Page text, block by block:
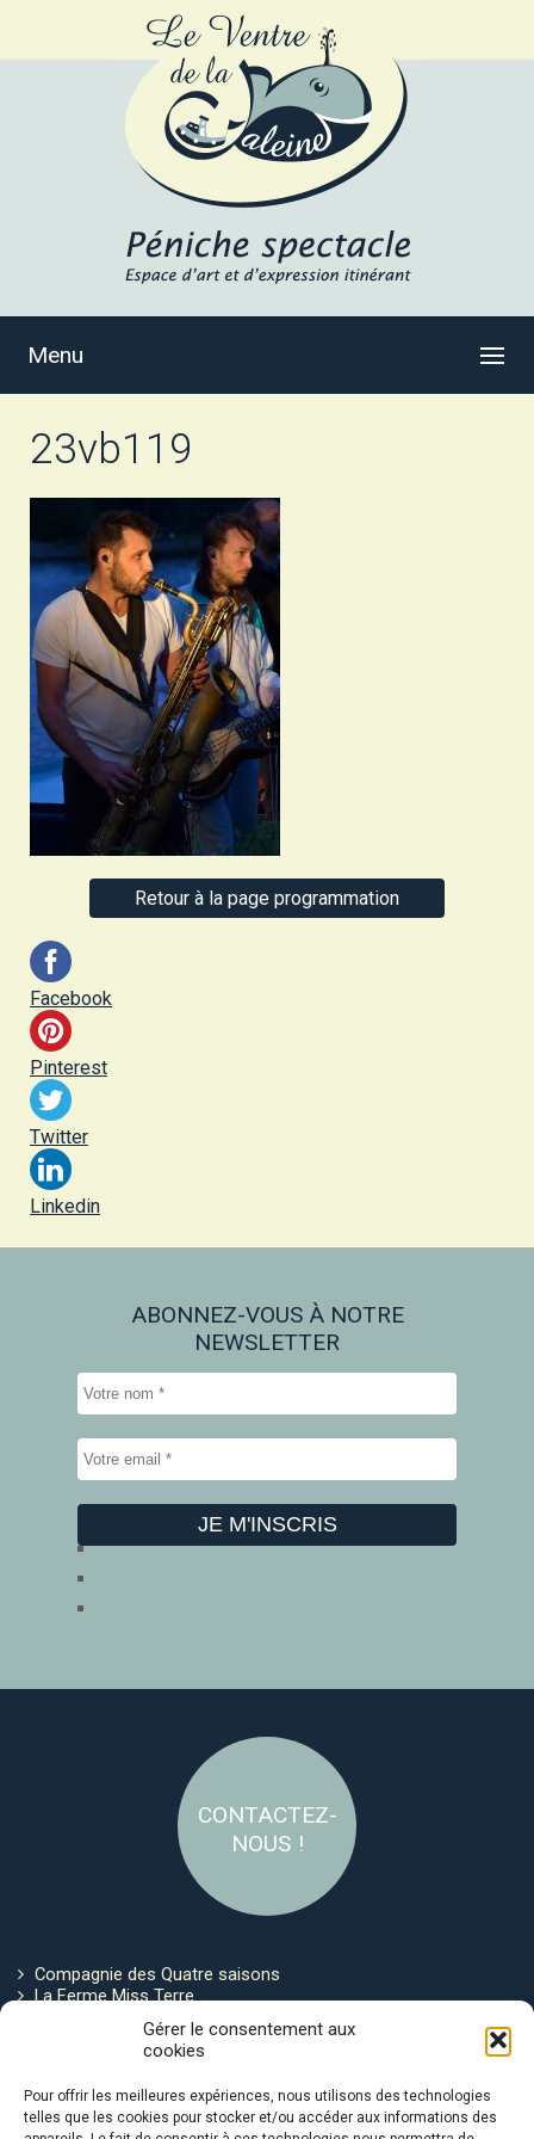
Gérer le consentement aux
cookies
Pour offrir les meilleures expériences, nous utilisons des technologies
telles que les cookies pour stocker et/ou accéder aux informations des
Menu
23vb119
Retour à la page programmation
Facebook
Pinterest
Twitter
Linkedin
ABONNEZ-VOUS À NOTRE
NEWSLETTER
CONTACTEZ-
NOUS !
Compagnie des Quatre saisons
La Ferme Miss Terre
Politique de cookies